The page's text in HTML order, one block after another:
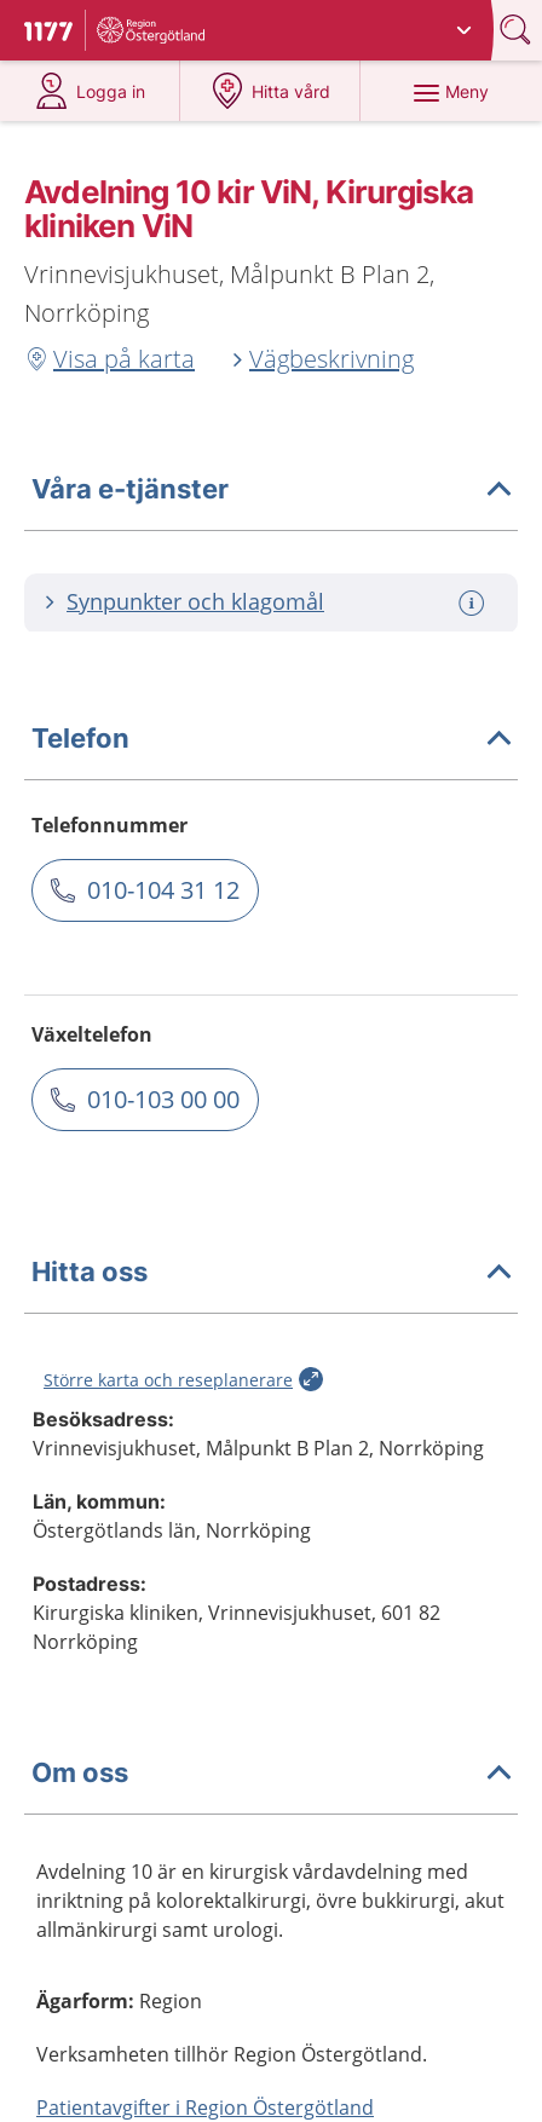
Till startsidan för 1177
Du har valt region
Logga in
på 1177.se
Hitta vård
på 1177.se
Meny
Avdelning 10 kir ViN, Kirurgiska
kliniken ViN
Vrinnevisjukhuset, Målpunkt B Plan 2,
Norrköping
Visa på karta
Vägbeskrivning
Våra e-tjänster
Synpunkter och klagomål
Telefon
Telefonnummer
010-104 31 12
Växeltelefon
010-103 00 00
Hitta oss
Större karta och reseplanerare
Besöksadress:
Vrinnevisjukhuset, Målpunkt B Plan 2, Norrköping
Län, kommun:
Östergötlands län, Norrköping
Postadress:
Kirurgiska kliniken, Vrinnevisjukhuset, 601 82
Norrköping
Om oss
Avdelning 10 är en kirurgisk vårdavdelning med
inriktning på kolorektalkirurgi, övre bukkirurgi, akut
allmänkirurgi samt urologi.
Ägarform: Region
Verksamheten tillhör Region Östergötland.
Patientavgifter i Region Östergötland